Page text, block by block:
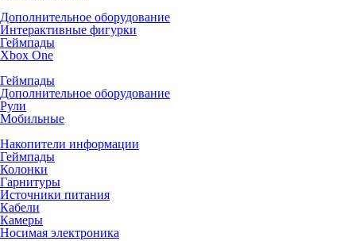
Дополнительное оборудование
Интерактивные фигурки
Геймпады
Xbox One
Геймпады
Дополнительное оборудование
Рули
Мобильные
Накопители информации
Геймпады
Колонки
Гарнитуры
Источники питания
Кабели
Камеры
Носимая электроника